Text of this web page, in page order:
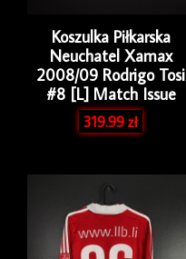
Koszulka Piłkarska
Neuchatel Xamax
2008/09 Rodrigo Tosi
#8 [L] Match Issue
319.99zł